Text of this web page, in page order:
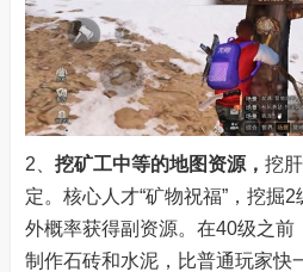
2、 挖矿工中等的地图资源， 挖
定。核心人才“矿物祝福”，挖掘
外概率获得副资源。在40级之前
制作石砖和水泥，比普通玩家快